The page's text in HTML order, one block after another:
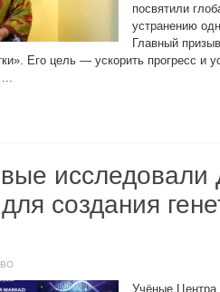
посвятили
устранению
Главный
Его цель — ускорить прогресс и
исследовали
создания
Учёные Центра